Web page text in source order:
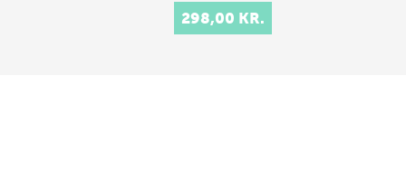
298,00 KR.